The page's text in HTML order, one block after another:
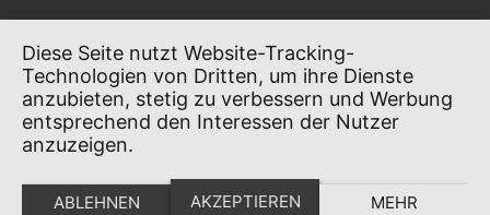
Diese Seite nutzt Website-Tracking-
Technologien von Dritten, um ihre Dienste
anzubieten, stetig zu verbessern und Werbung
entsprechend den Interessen der Nutzer
anzuzeigen.
ABLEHNEN AKZEPTIEREN MEHR